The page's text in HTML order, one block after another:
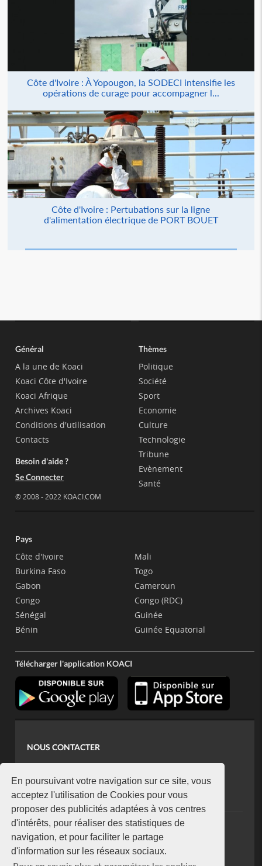
En poursuivant votre navigation sur ce site, vous
acceptez l'utilisation de Cookies pour vous
proposer des publicités adaptées à vos centres
d'intérêts, pour réaliser des statistiques de
navigation, et pour faciliter le partage
d'information sur les réseaux sociaux.
Côte d'Ivoire : À Yopougon, la SODECI intensifie les
opérations de curage pour accompagner l...
Côte d'Ivoire : Pertubations sur la ligne
d'alimentation électrique de PORT BOUET
Général
A la une de Koaci
Koaci Côte d'Ivoire
Koaci Afrique
Archives Koaci
Conditions d'utilisation
Contacts
Besoin d'aide ?
Se Connecter
© 2008 - 2022 KOACI.COM
Thèmes
Politique
Société
Sport
Economie
Culture
Technologie
Tribune
Evènement
Santé
Pays
Côte d'Ivoire
Burkina Faso
Gabon
Congo
Sénégal
Bénin
Mali
Togo
Cameroun
Congo (RDC)
Guinée
Guinée Equatorial
Télécharger l'application KOACI
NOUS CONTACTER
koaci@yahoo.fr
+225 07 08 85 52 93
NEWSLETTER
Restez connecté via notre newsletter
S'abonner